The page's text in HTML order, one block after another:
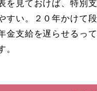
を見ておけば、特別
すい。２０年かけて
金支給を遅らせるっ
。